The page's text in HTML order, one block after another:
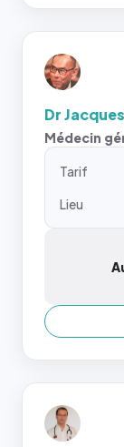
Dr
Médecin
Tarif
Lieu